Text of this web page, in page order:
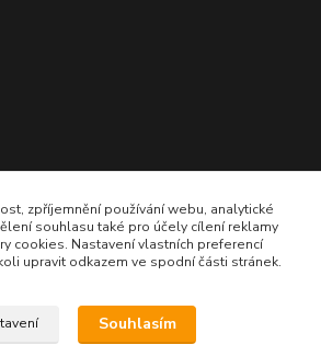
pro motorkáře
zpříjemnění používání webu, analytické
souhlasu také pro účely cílení reklamy
cookies. Nastavení vlastních preferencí
upravit odkazem ve spodní části stránek.
Souhlasím